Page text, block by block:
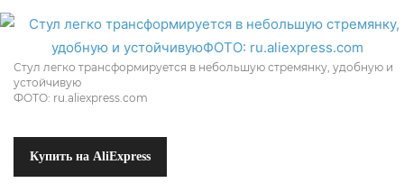
Стул легко трансформируется в небольшую стремянку, удобную и
устойчивую
ФОТО: ru.aliexpress.com
Купить на AliExpress